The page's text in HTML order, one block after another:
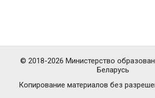
Копирование материалов без
© 2018-2026 Министерство
Беларусь